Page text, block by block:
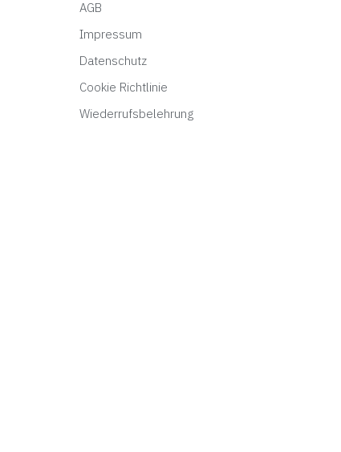
AGB
Impressum
Datenschutz
Cookie Richtlinie
Wiederrufsbelehrung